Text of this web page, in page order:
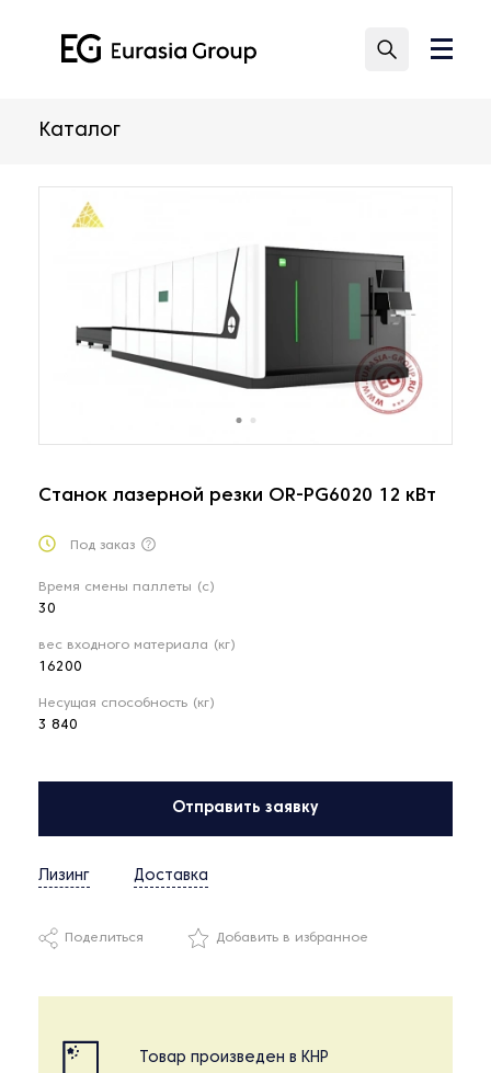
Каталог
Станок лазерной резки OR-PG6020 12 кВт
Под заказ
Время смены паллеты (с)
30
вес входного материала (кг)
16200
Несущая способность (кг)
3 840
Отправить заявку
Лизинг Доставка
Поделиться Добавить в избранное
Товар произведен в КНР